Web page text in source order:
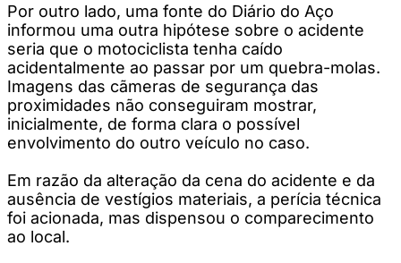
Por outro lado, uma fonte do Diário do Aço
informou uma outra hipótese sobre o acidente
seria que o motociclista tenha caído
acidentalmente ao passar por um quebra-molas.
Imagens das cãmeras de segurança das
proximidades não conseguiram mostrar,
inicialmente, de forma clara o possível
envolvimento do outro veículo no caso.
Em razão da alteração da cena do acidente e da
ausência de vestígios materiais, a perícia técnica
foi acionada, mas dispensou o comparecimento
ao local.